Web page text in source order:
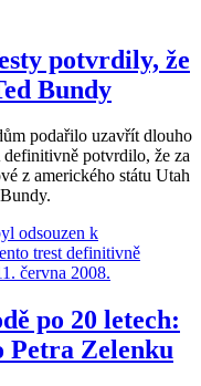
potvrdily, že
Bundy
podařilo uzavřít dlouho
potvrdilo, že za
z amerického státu Utah
po 20 letech:
Petra Zelenku